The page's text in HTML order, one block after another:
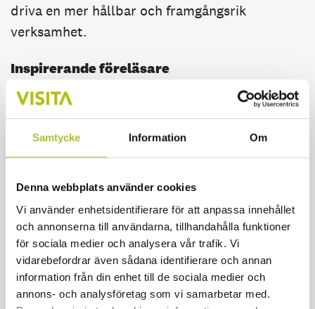
Samtycke Information Om
Denna webbplats använder cookies
Vi använder enhetsidentifierare för att anpassa innehållet
och annonserna till användarna, tillhandahålla funktioner
för sociala medier och analysera vår trafik. Vi
vidarebefordrar även sådana identifierare och annan
information från din enhet till de sociala medier och
annons- och analysföretag som vi samarbetar med.
driva en mer hållbar och framgångsrik
verksamhet.
Inspirerande föreläsare
Leadership Academy 2023 bjöd på en
med sig av sina insikter och erfarenheter.
inom hållbarhet från Visita, som presenterade
Visitas hållbarhetsprogram. Marie Gyllenberg,
Tillväxtverket, och Linda Mannerby från Visit
Sweden diskuterade Sveriges roll som
destination och hur turismen kan bidra till att
uppnå Agenda 2030 och de globala